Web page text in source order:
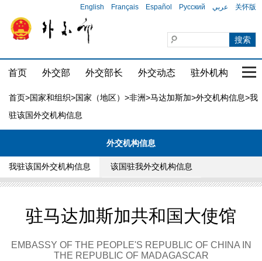
English Français Español Русский عربي 关怀版
首页 外交部 外交部长 外交动态 驻外机构 国
首页>国家和组织>国家（地区） >非洲>马达加斯加>外交机构信息>我
驻该国外交机构信息
外交机构信息
我驻该国外交机构信息 该国驻我外交机构信息
驻马达加斯加共和国大使馆
EMBASSY OF THE PEOPLE'S REPUBLIC OF CHINA IN
THE REPUBLIC OF MADAGASCAR